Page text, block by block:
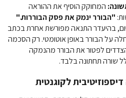
המחוקק הוסיף את ההוראה
"הבורר ינמק את פסק הבוררות."
בהיעדר התנאה מפורשת אחרת בכתב
על הבורר באופן אוטומטי. רק הסכמה
לפטור את הבורר מהנמקה
שורה תחתונה בלבד.
לקוגנטית